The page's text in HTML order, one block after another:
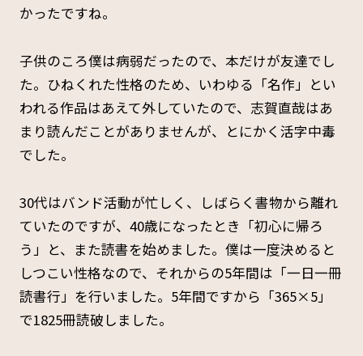
かったですね。
子供のころ僕は病弱だったので、本だけが友達でし
た。ひねくれた性格のため、いわゆる「名作」とい
われる作品はあえて外していたので、志賀直哉はあ
まり読んだことがありませんが、とにかく活字中毒
でした。
30代はバンド活動が忙しく、しばらく書物から離れ
ていたのですが、40歳になったとき「初心に帰ろ
う」と、また読書を始めました。僕は一度決めると
しつこい性格なので、それからの5年間は「一日一冊
読書行」を行いました。5年間ですから「365×5」
で1825冊読破しました。